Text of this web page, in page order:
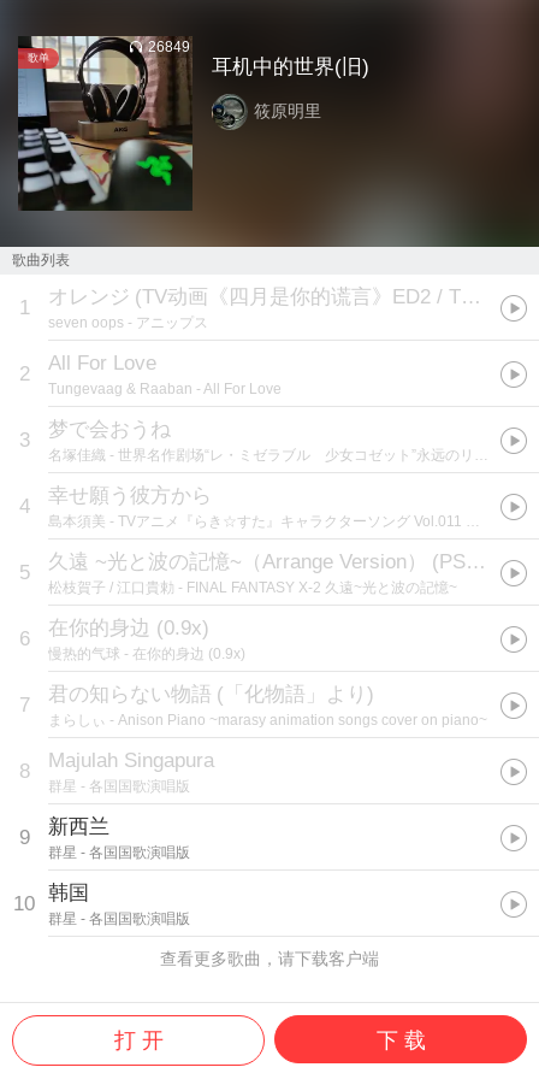
歌单
26849
耳机中的世界(旧)
筱原明里
歌曲列表
1 オレンジ (TV动画《四月是你的谎言》ED2 / TVアニメ「四月は君の嘘」ED2テーマ
seven oops - アニップス
2 All For Love
Tungevaag & Raaban - All For Love
3 梦で会おうね
名塚佳織 - 世界名作剧场“レ・ミゼラブル 少女コゼット”永远のリング
4 幸せ願う彼方から
島本須美 - TVアニメ『らき☆すた』キャラクターソング Vol.011 泉かなたと泉そうじろう
5 久遠 ~光と波の記憶~（Arrange Version） (PS2游戏《最终幻想10-2》精选编曲集
松枝賀子 / 江口貴勅 - FINAL FANTASY X-2 久遠~光と波の記憶~
6 在你的身边 (0.9x)
慢热的气球 - 在你的身边 (0.9x)
7 君の知らない物語 ( 「化物語」より )
まらしぃ - Anison Piano ~marasy animation songs cover on piano~
8 Majulah Singapura
群星 - 各国国歌演唱版
9 新西兰
群星 - 各国国歌演唱版
10 韩国
群星 - 各国国歌演唱版
查看更多歌曲，请下载客户端
打 开 下 载